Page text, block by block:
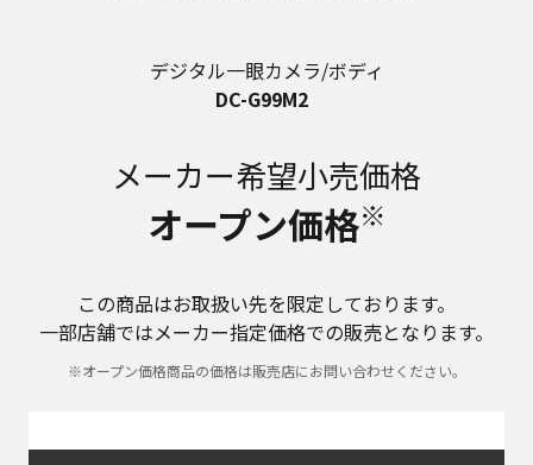
デジタル一眼カメラ/ボディ
DC-G99M2
メーカー希望小売価格
オープン価格※
この商品はお取扱い先を限定しております。
一部店舗ではメーカー指定価格での販売となります。
※オープン価格商品の価格は販売店にお問い合わせください。